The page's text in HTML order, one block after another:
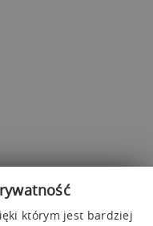
PAYMENTS:
którym jest bardziej